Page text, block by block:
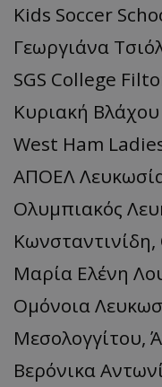
Kids Soccer
Γεωργιάνα
SGS College
Κυριακή Βλάχου
West Ham
ΑΠΟΕΛ
Ολυμπιακός
Μαρία Ελένη
Ομόνοια
Μεσολογγίτου,
Βερόνικα